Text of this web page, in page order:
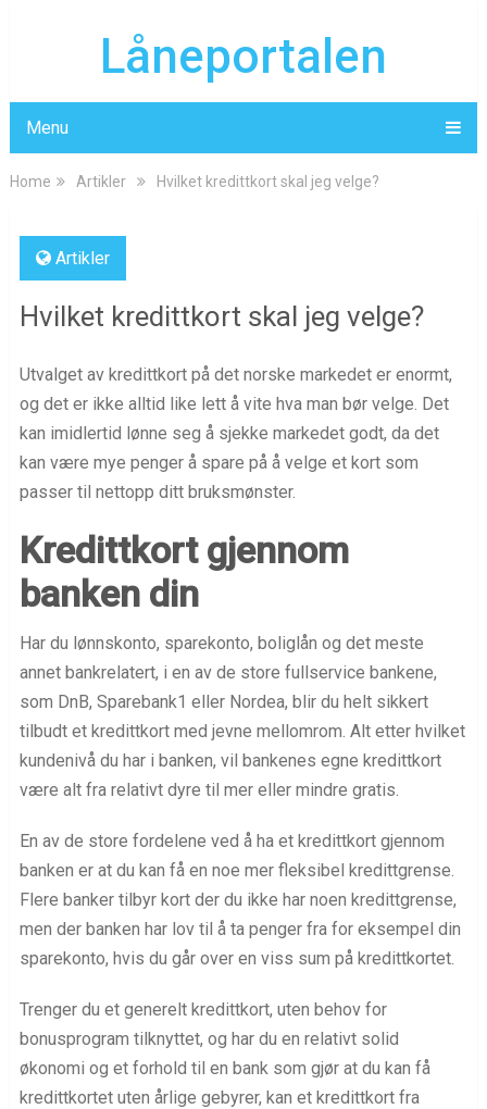
Låneportalen
Menu
Home Artikler Hvilket kredittkort skal jeg velge?
Artikler
Hvilket kredittkort skal jeg velge?
Utvalget av kredittkort på det norske markedet er enormt,
og det er ikke alltid like lett å vite hva man bør velge. Det
kan imidlertid lønne seg å sjekke markedet godt, da det
kan være mye penger å spare på å velge et kort som
passer til nettopp ditt bruksmønster.
Kredittkort gjennom
banken din
Har du lønnskonto, sparekonto, boliglån og det meste
annet bankrelatert, i en av de store fullservice bankene,
som DnB, Sparebank1 eller Nordea, blir du helt sikkert
tilbudt et kredittkort med jevne mellomrom. Alt etter hvilket
kundenivå du har i banken, vil bankenes egne kredittkort
være alt fra relativt dyre til mer eller mindre gratis.
En av de store fordelene ved å ha et kredittkort gjennom
banken er at du kan få en noe mer fleksibel kredittgrense.
Flere banker tilbyr kort der du ikke har noen kredittgrense,
men der banken har lov til å ta penger fra for eksempel din
sparekonto, hvis du går over en viss sum på kredittkortet.
Trenger du et generelt kredittkort, uten behov for
bonusprogram tilknyttet, og har du en relativt solid
økonomi og et forhold til en bank som gjør at du kan få
kredittkortet uten årlige gebyrer, kan et kredittkort fra